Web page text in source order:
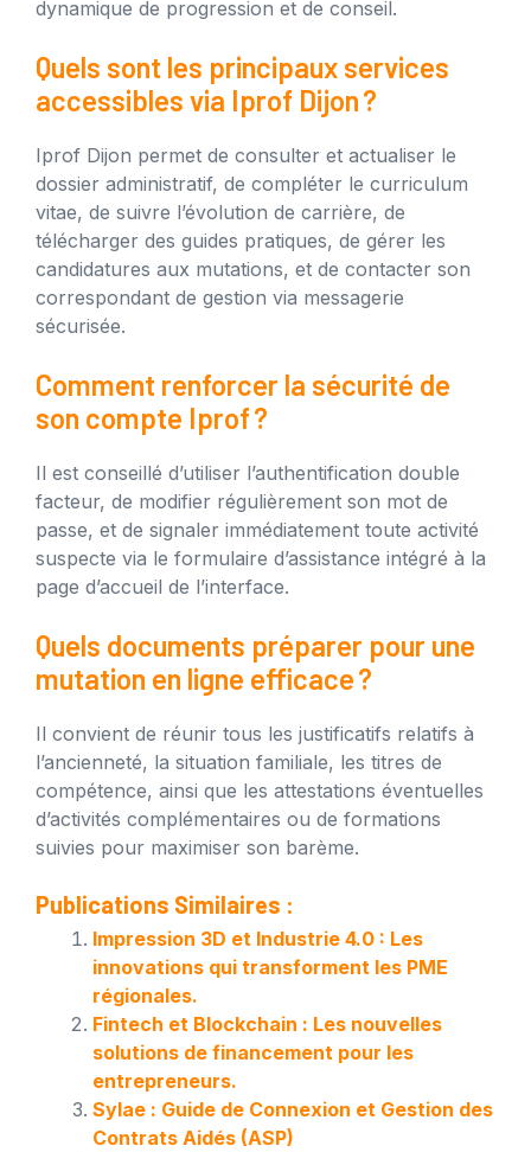
dynamique de progression et de conseil.
Quels sont les principaux services
accessibles via Iprof Dijon ?
Iprof Dijon permet de consulter et actualiser le
dossier administratif, de compléter le curriculum
vitae, de suivre l’évolution de carrière, de
télécharger des guides pratiques, de gérer les
candidatures aux mutations, et de contacter son
correspondant de gestion via messagerie
sécurisée.
Comment renforcer la sécurité de
son compte Iprof ?
Il est conseillé d’utiliser l’authentification double
facteur, de modifier régulièrement son mot de
passe, et de signaler immédiatement toute activité
suspecte via le formulaire d’assistance intégré à la
page d’accueil de l’interface.
Quels documents préparer pour une
mutation en ligne efficace ?
Il convient de réunir tous les justificatifs relatifs à
l’ancienneté, la situation familiale, les titres de
compétence, ainsi que les attestations éventuelles
d’activités complémentaires ou de formations
suivies pour maximiser son barème.
Publications Similaires :
Impression 3D et Industrie 4.0 : Les
innovations qui transforment les PME
régionales.
Fintech et Blockchain : Les nouvelles
solutions de financement pour les
entrepreneurs.
Sylae : Guide de Connexion et Gestion des
Contrats Aidés (ASP)